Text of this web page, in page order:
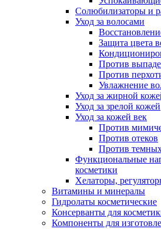
Солюбилизаторы и
Уход за волосами
Защита цвета
Против
Против
Увлажнение
Уход за жирной
Уход за зрелой кожей
Уход за кожей век
Против
Против отеков
Против
Функциональные
косметики
Хелаторы,
Витамины и минералы
Гидролаты косметические
Консерванты для
Компоненты для